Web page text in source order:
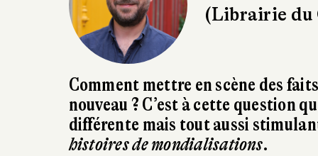
✒ Jérémie
(Librairie du